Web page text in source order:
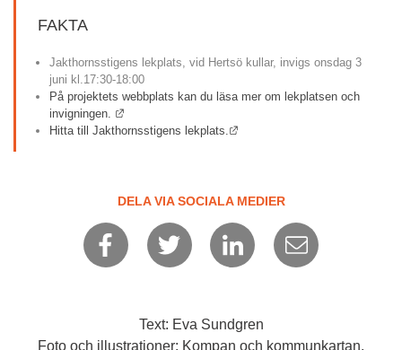
FAKTA
Jakthornsstigens lekplats, vid Hertsö kullar, invigs onsdag 3
juni kl.17:30-18:00
På projektets webbplats kan du läsa mer om lekplatsen och
invigningen.
Länk till annan webbplats.
Hitta till Jakthornsstigens lekplats.
Länk till annan webbplats.
DELA VIA SOCIALA MEDIER
Text: Eva Sundgren
Foto och illustrationer: Kompan och kommunkartan.